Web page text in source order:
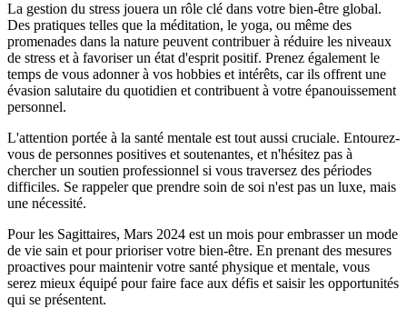
La gestion du stress jouera un rôle clé dans votre bien-être global.
Des pratiques telles que la méditation, le yoga, ou même des
promenades dans la nature peuvent contribuer à réduire les niveaux
de stress et à favoriser un état d'esprit positif. Prenez également le
temps de vous adonner à vos hobbies et intérêts, car ils offrent une
évasion salutaire du quotidien et contribuent à votre épanouissement
personnel.
L'attention portée à la santé mentale est tout aussi cruciale. Entourez-
vous de personnes positives et soutenantes, et n'hésitez pas à
chercher un soutien professionnel si vous traversez des périodes
difficiles. Se rappeler que prendre soin de soi n'est pas un luxe, mais
une nécessité.
Pour les Sagittaires, Mars 2024 est un mois pour embrasser un mode
de vie sain et pour prioriser votre bien-être. En prenant des mesures
proactives pour maintenir votre santé physique et mentale, vous
serez mieux équipé pour faire face aux défis et saisir les opportunités
qui se présentent.